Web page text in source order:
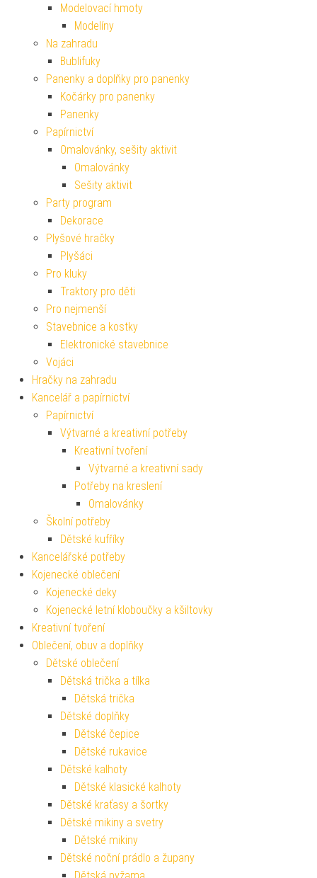
Modelovací hmoty
Modelíny
Na zahradu
Bublifuky
Panenky a doplňky pro panenky
Kočárky pro panenky
Panenky
Papírnictví
Omalovánky, sešity aktivit
Omalovánky
Sešity aktivit
Party program
Dekorace
Plyšové hračky
Plyšáci
Pro kluky
Traktory pro děti
Pro nejmenší
Stavebnice a kostky
Elektronické stavebnice
Vojáci
Hračky na zahradu
Kancelář a papírnictví
Papírnictví
Výtvarné a kreativní potřeby
Kreativní tvoření
Výtvarné a kreativní sady
Potřeby na kreslení
Omalovánky
Školní potřeby
Dětské kufříky
Kancelářské potřeby
Kojenecké oblečení
Kojenecké deky
Kojenecké letní kloboučky a kšiltovky
Kreativní tvoření
Oblečení, obuv a doplňky
Dětské oblečení
Dětská trička a tílka
Dětská trička
Dětské doplňky
Dětské čepice
Dětské rukavice
Dětské kalhoty
Dětské klasické kalhoty
Dětské kraťasy a šortky
Dětské mikiny a svetry
Dětské mikiny
Dětské noční prádlo a župany